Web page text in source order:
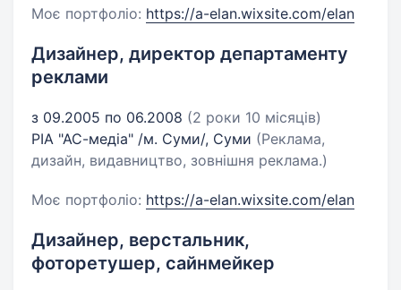
Моє портфоліо: https://a-elan.wixsite.com/elan
Дизайнер, директор департаменту
реклами
з 09.2005 по 06.2008 (2 роки 10 місяців)
РІА "АС-медіа" /м. Суми/, Суми (Реклама,
дизайн, видавництво, зовнішня реклама.)
Моє портфоліо: https://a-elan.wixsite.com/elan
Дизайнер, верстальник,
фоторетушер, сайнмейкер